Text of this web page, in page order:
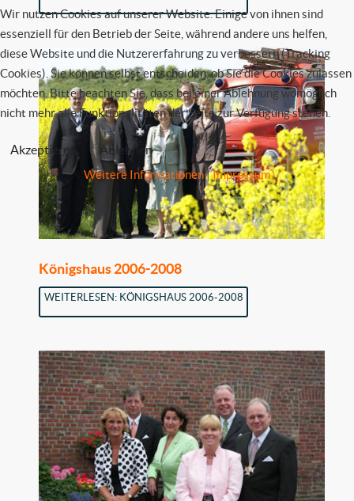
Königshaus 2006-2008
WEITERLESEN: KÖNIGSHAUS 2006-2008
Wir nutzen Cookies auf unserer Website. Einige von ihnen sind
essenziell für den Betrieb der Seite, während andere uns helfen,
diese Website und die Nutzererfahrung zu verbessern (Tracking
Cookies). Sie können selbst entscheiden, ob Sie die Cookies zulassen
möchten. Bitte beachten Sie, dass bei einer Ablehnung womöglich
nicht mehr alle Funktionalitäten der Seite zur Verfügung stehen.
Akzeptieren Ablehnen
Weitere Informationen|Impressum